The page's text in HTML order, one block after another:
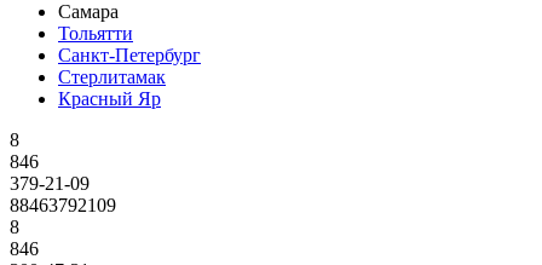
Самара
Тольятти
Санкт-Петербург
Стерлитамак
Красный Яр
8
846
379-21-09
88463792109
8
846